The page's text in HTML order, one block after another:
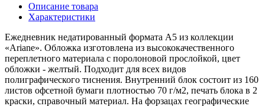
Описание товара
Характеристики
Ежедневник недатированный формата А5 из коллекции
«Ariane». Обложка изготовлена из высококачественного
переплетного материала с поролоновой прослойкой, цвет
обложки - желтый. Подходит для всех видов
полиграфического тиснения. Внутренний блок состоит из 160
листов офсетной бумаги плотностью 70 г/м2, печать блока в 2
краски, справочный материал. На форзацах географические